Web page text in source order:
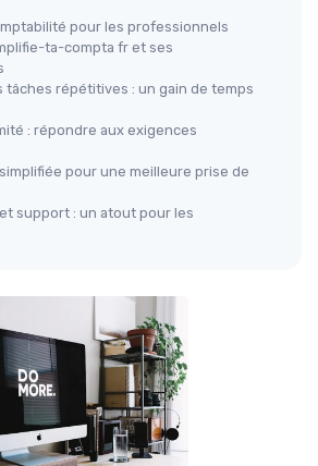
pour les professionnels
ta-compta fr et ses
tâches répétitives : un gain de temps
: répondre aux exigences
pour une meilleure prise de
support : un atout pour les